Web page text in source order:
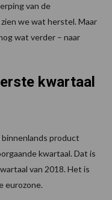
van de
we wat herstel. Maar
wat verder – naar
kwartaal
product
kwartaal. Dat is
van 2018. Het is
eurozone.